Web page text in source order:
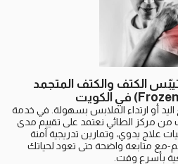
الكتف والكتف المتجمد
أو ارتداء الملابس بسهولة. في خدمة
من مركز الطائي نعتمد على تقييم مدى
علاج يدوي، وتمارين تدريجية آمنة
مع متابعة واضحة حتى تعود لحياتك
بأسرع وقت.